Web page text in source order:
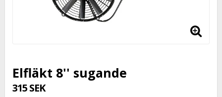
Elfläkt 8'' sugande
315 SEK